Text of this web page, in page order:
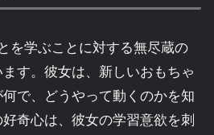
を学ぶことに対する無尽蔵の
す。彼女は、新しいおもちゃ
で、どうやって動くのかを知
奇心は、彼女の学習意欲を刺